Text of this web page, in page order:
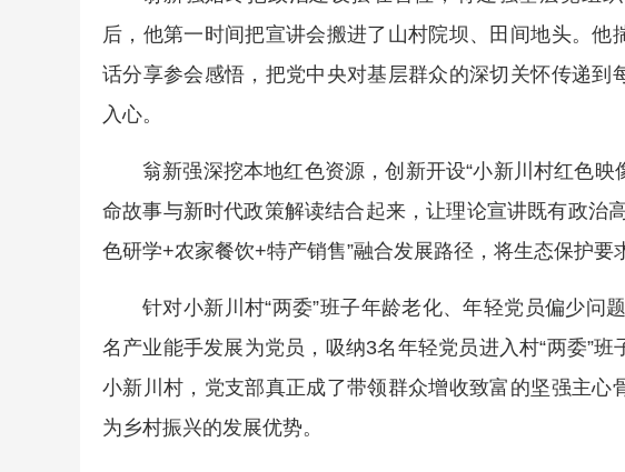
后，他第一时间把宣讲会搬进了山村院坝、田间地头。
话分享参会感悟，把党中央对基层群众的深切关怀传递
入心。
翁新强深挖本地红色资源，创新开设“小新川村红色映
命故事与新时代政策解读结合起来，让理论宣讲既有政治
色研学+农家餐饮+特产销售”融合发展路径，将生态保护要
针对小新川村“两委”班子年龄老化、年轻党员偏少问
名产业能手发展为党员，吸纳3名年轻党员进入村“两委”
小新川村，党支部真正成了带领群众增收致富的坚强主
为乡村振兴的发展优势。